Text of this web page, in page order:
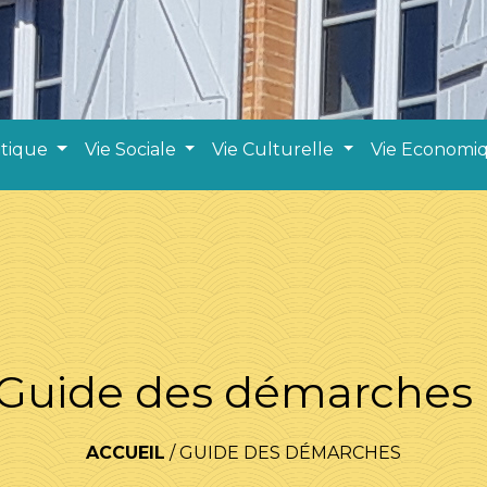
Vie Sociale Vie Culturelle Vie
des démarches
ACCUEIL /GUIDE DES DÉMARCHES